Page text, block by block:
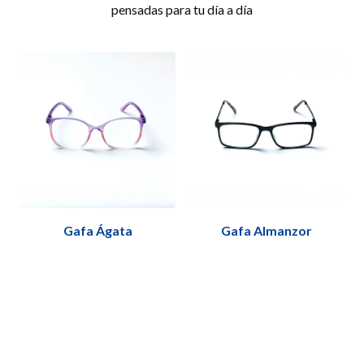
pensadas para tu día a día
Gafa Ágata Gafa Almanzor